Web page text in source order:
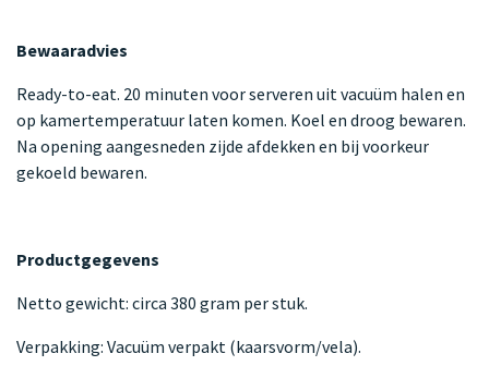
Bewaaradvies
Ready-to-eat. 20 minuten voor serveren uit vacuüm halen en
op kamertemperatuur laten komen. Koel en droog bewaren.
Na opening aangesneden zijde afdekken en bij voorkeur
gekoeld bewaren.
Productgegevens
Netto gewicht: circa 380 gram per stuk.
Verpakking: Vacuüm verpakt (kaarsvorm/vela).